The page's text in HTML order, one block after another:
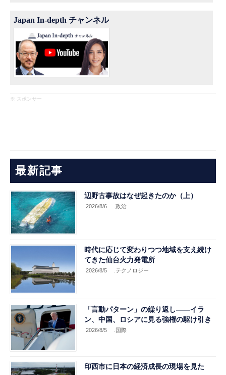
Japan In-depth チャンネル
※ スポンサー
最新記事
辺野古事故はなぜ起きたのか（上）
2026/8/6 .政治
時代に応じて変わりつつ地域を支え続け
てきた仙台火力発電所
2026/8/5 .テクノロジー
「言動パターン」の繰り返し――イラ
ン、中国、ロシアに見る強権の駆け引き
2026/8/5 .国際
印西市に日本の経済成長の現場を見た